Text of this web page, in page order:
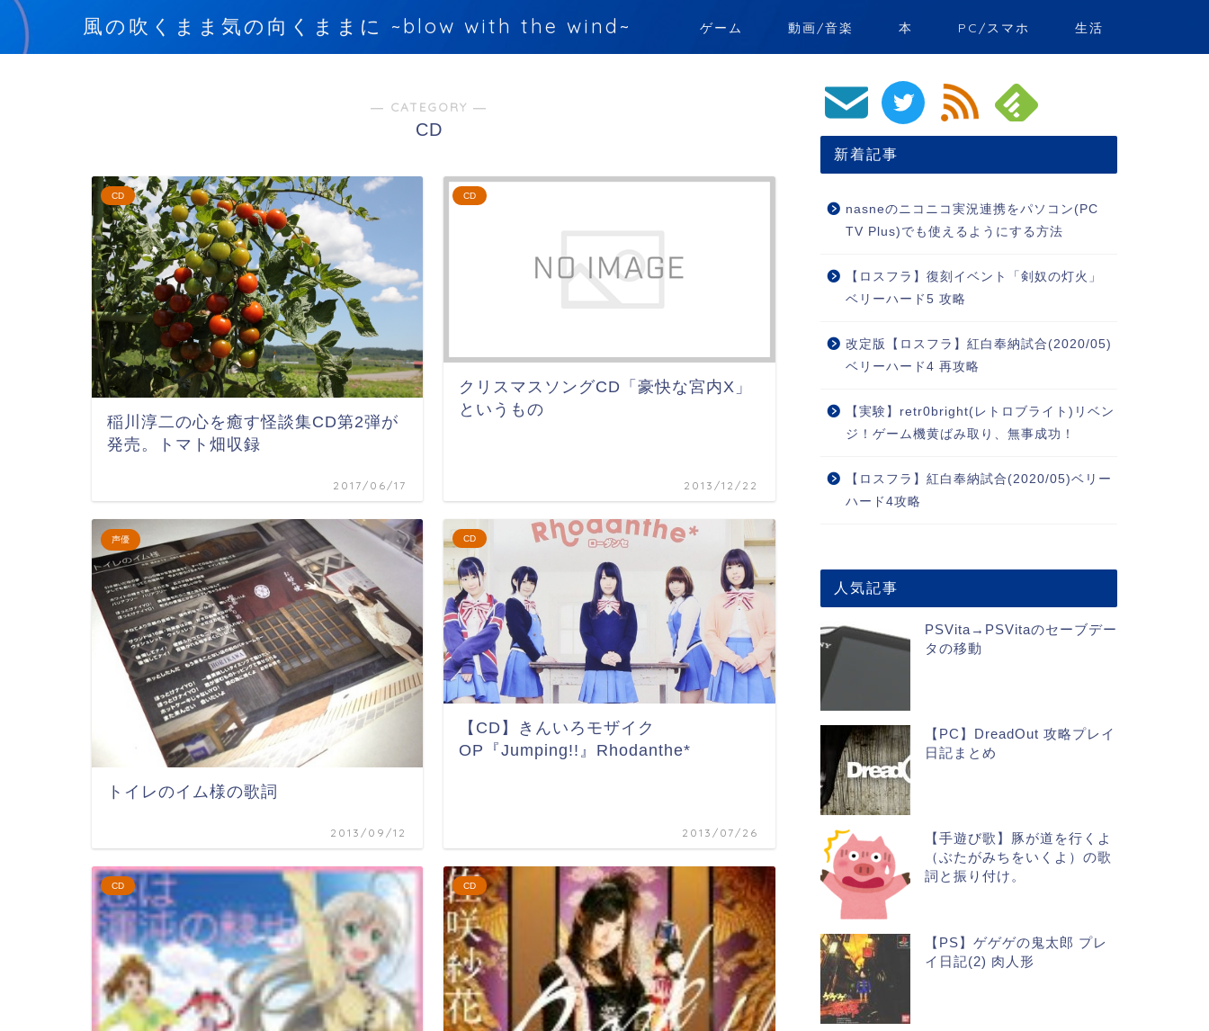
風の吹くまま気の向くままに ~blow with the wind~ ゲーム 動画/音楽 本 PC/スマホ 生活
― CATEGORY ―
CD
CD
稲川淳二の心を癒す怪談集CD第2弾が
発売。トマト畑収録
2017/06/17
CD
クリスマスソングCD「豪快な宮内X」
というもの
2013/12/22
声優
トイレのイム様の歌詞
2013/09/12
CD
【CD】きんいろモザイク
OP『Jumping!!』Rhodanthe*
2013/07/26
CD CD
新着記事
nasneのニコニコ実況連携をパソコン(PC
TV Plus)でも使えるようにする方法
【ロスフラ】復刻イベント「剣奴の灯火」
ベリーハード5 攻略
改定版【ロスフラ】紅白奉納試合(2020/05)
ベリーハード4 再攻略
【実験】retr0bright(レトロブライト)リベン
ジ！ゲーム機黄ばみ取り、無事成功！
【ロスフラ】紅白奉納試合(2020/05)ベリー
ハード4攻略
人気記事
PSVita→PSVitaのセーブデー
タの移動
【PC】DreadOut 攻略プレイ
日記まとめ
【手遊び歌】豚が道を行くよ
（ぶたがみちをいくよ）の歌
詞と振り付け。
【PS】ゲゲゲの鬼太郎 プレ
イ日記(2) 肉人形